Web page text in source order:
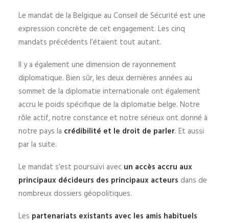
Le mandat de la Belgique au Conseil de Sécurité est une
expression concrète de cet engagement. Les cinq
mandats précédents l’étaient tout autant.
Il y a également une dimension de rayonnement
diplomatique. Bien sûr, les deux dernières années au
sommet de la diplomatie internationale ont également
accru le poids spécifique de la diplomatie belge. Notre
rôle actif, notre constance et notre sérieux ont donné à
notre pays la crédibilité et le droit de parler. Et aussi
par la suite.
Le mandat s’est poursuivi avec un accès accru aux
principaux décideurs des principaux acteurs dans de
nombreux dossiers géopolitiques.
Les partenariats existants avec les amis habituels